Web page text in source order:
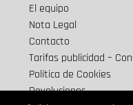
El equipo
Nota Legal
Contacto
Tarifas publicidad –
Política de Cookies
Devoluciones